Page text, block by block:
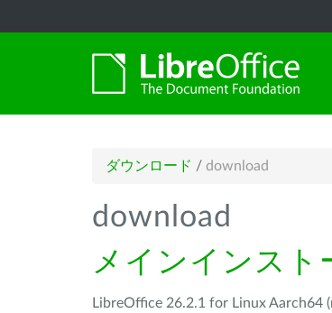
ダウンロード / download
download
メインインスト
LibreOffice 26.2.1 for Linux Aarch64